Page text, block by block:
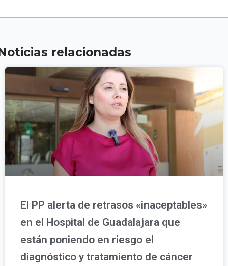
relacionadas
El PP alerta de retrasos «inaceptables»
en el Hospital de Guadalajara que
están poniendo en riesgo el
diagnóstico y tratamiento de cáncer